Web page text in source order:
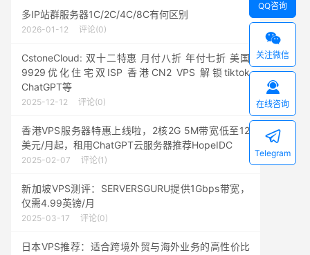
多IP站群服务器1C/2C/4C/8C有何区别
2026-01-12 评论(0)
CstoneCloud: 双十二特惠 月付八折 年付七折 美国
9929优化住宅双ISP 香港CN2 VPS 解锁tiktok
ChatGPT等
2025-12-12 评论(0)
香港VPS服务器特惠上线啦，2核2G 5M带宽低至12
美元/月起，租用ChatGPT云服务器推荐HopeIDC
2025-02-07 评论(1)
新加坡VPS测评：SERVERSGURU提供1Gbps带宽，
仅需4.99英镑/月
2025-03-17 评论(0)
日本VPS推荐：适合跨境外贸与海外业务的高性价比
QQ咨询

关注微信

在线咨询

Telegram